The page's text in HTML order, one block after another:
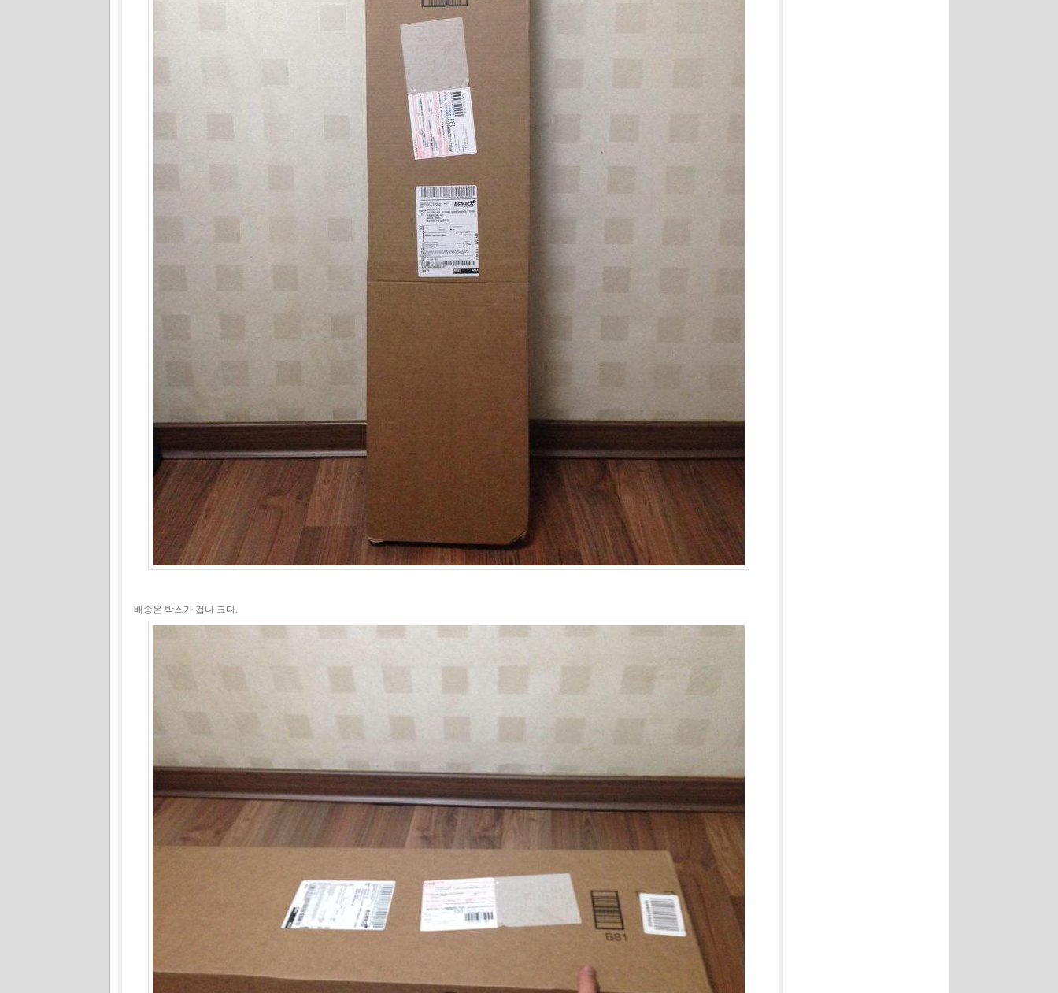
배송온 박스가 겁나 크다.